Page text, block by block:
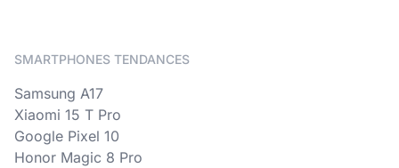
SMARTPHONES TENDANCES
Samsung A17
Xiaomi 15 T Pro
Google Pixel 10
Honor Magic 8 Pro